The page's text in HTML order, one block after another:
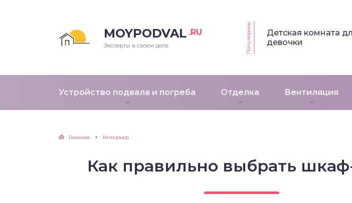
MOYPODVAL .RU
Эксперты в своем деле Популярное
Детская комната
девочки
Устройство подвала и погреба Отделка Вентиляция
Главная Интерьер
Как правильно выбрать